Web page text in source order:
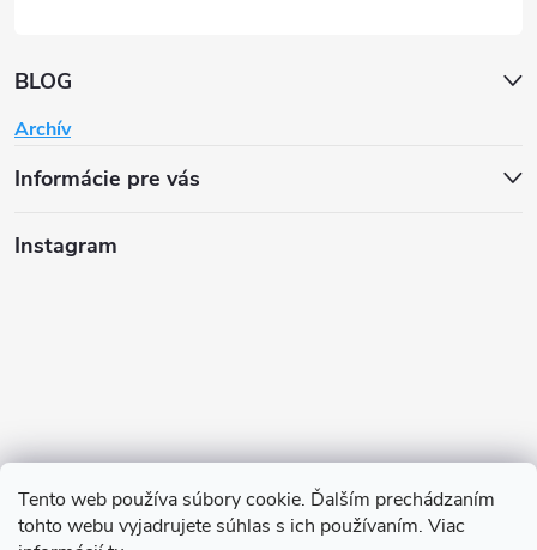
Tento web používa súbory cookie. Ďalším prechádzaním
tohto webu vyjadrujete súhlas s ich používaním. Viac
BLOG
Archív
Informácie pre vás
Instagram